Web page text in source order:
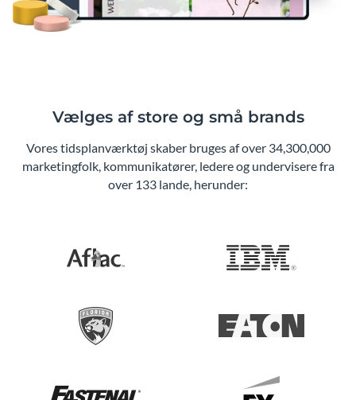
Vælges af store og små brands
Vores tidsplanværktøj skaber bruges af over 34,300,000
marketingfolk, kommunikatører, ledere og undervisere fra
over 133 lande, herunder: